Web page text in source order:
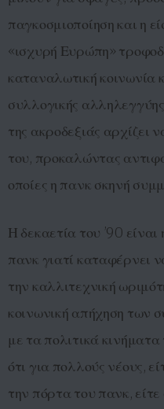
παγκοσμιοποίηση και η
«ισχυρή Ευρώπη»
καταναλωτική κοινωνία
συλλογικής
της ακροδεξιάς αρχίζει
του, προκαλώντας
οποίες η πανκ σκηνή
Η δεκαετία του ’90
πανκ γιατί καταφέρνει
την καλλιτεχνική
κοινωνική απήχηση των
με τα πολιτικά κινήματα
ότι για πολλούς νέους,
την πόρτα του πανκ,